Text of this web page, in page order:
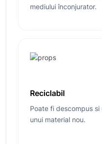
mediului înconjurator.
Reciclabil
Poate fi descompus
unui material nou.